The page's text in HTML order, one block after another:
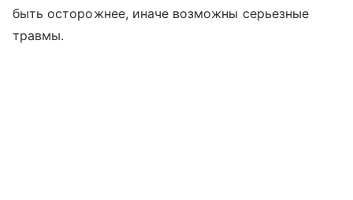
быть осторожнее, иначе возможны серьезные
травмы.